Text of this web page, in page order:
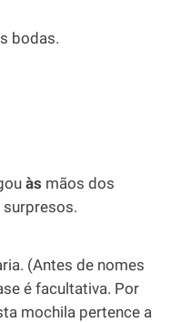
bodas.
às mãos dos
(Antes de nomes
é facultativa. Por
mochila pertence a